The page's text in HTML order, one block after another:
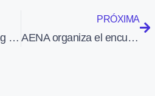
Un directivo de Boeing dice en Madrid que la salida de la crisis será «lenta y desigual»
PRÓXIMA
AENA organiza el encuentro «Cocina de altos vuelos. Platos con estrellas en los aeropuertos», en Madrid fusión